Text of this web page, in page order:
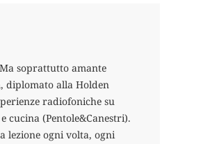
soprattutto amante
diplomato alla Holden
radiofoniche su
cucina (Pentole&Canestri).
lezione ogni volta, ogni